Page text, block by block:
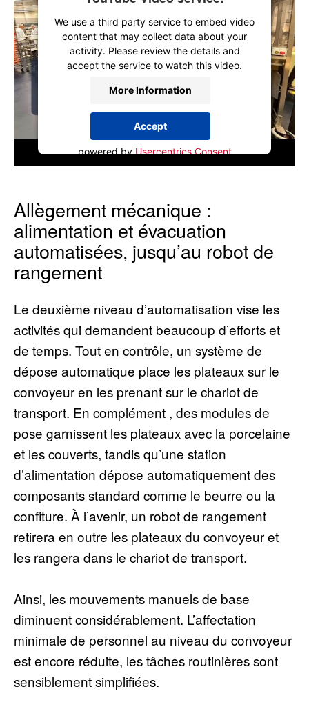
We use a third party service to embed video
content that may collect data about your
activity. Please review the details and
accept the service to watch this video.
More Information
Accept
powered by Usercentrics Consent
Management Platform
Allègement mécanique :
alimentation et évacuation
automatisées, jusqu’au robot de
rangement
Le deuxième niveau d’automatisation vise les
activités qui demandent beaucoup d’efforts et
de temps. Tout en contrôle, un système de
dépose automatique place les plateaux sur le
convoyeur en les prenant sur le chariot de
transport. En complément , des modules de
pose garnissent les plateaux avec la porcelaine
et les couverts, tandis qu’une station
d’alimentation dépose automatiquement des
composants standard comme le beurre ou la
confiture. À l’avenir, un robot de rangement
retirera en outre les plateaux du convoyeur et
les rangera dans le chariot de transport.
Ainsi, les mouvements manuels de base
diminuent considérablement. L’affectation
minimale de personnel au niveau du convoyeur
est encore réduite, les tâches routinières sont
sensiblement simplifiées.